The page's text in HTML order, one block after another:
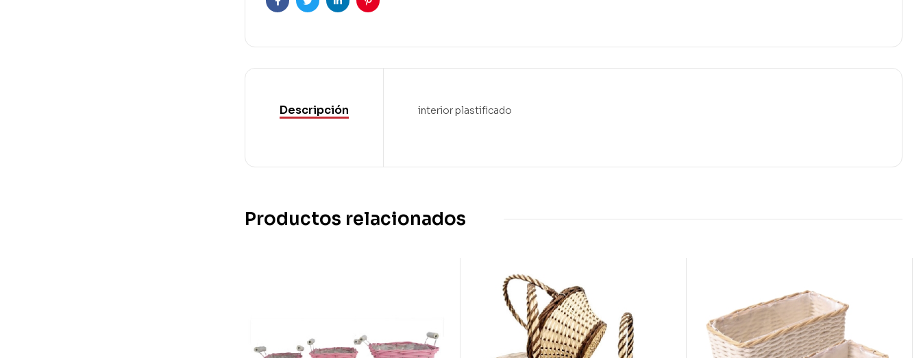
FacebookTwitterLinkedinPinterest
Descripción interior plastificado
Productos relacionados